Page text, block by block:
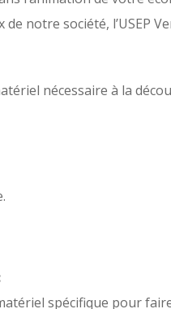
notre société, l’USEP
nécessaire à la
spécifique pour